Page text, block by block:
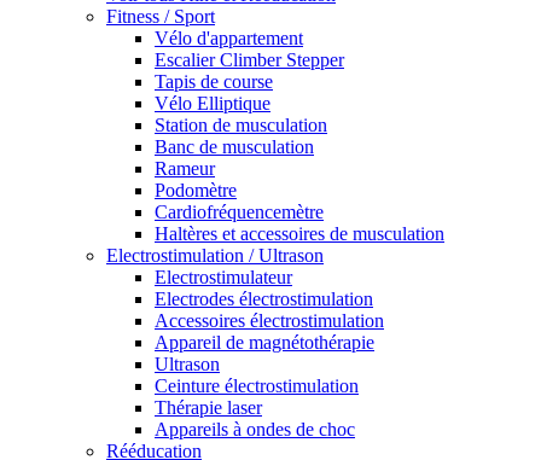
Fitness / Sport
Vélo d'appartement
Escalier Climber Stepper
Tapis de course
Vélo Elliptique
Station de musculation
Banc de musculation
Rameur
Podomètre
Cardiofréquencemètre
Haltères et accessoires de musculation
Electrostimulation / Ultrason
Electrostimulateur
Electrodes électrostimulation
Accessoires électrostimulation
Appareil de magnétothérapie
Ultrason
Ceinture électrostimulation
Thérapie laser
Appareils à ondes de choc
Rééducation